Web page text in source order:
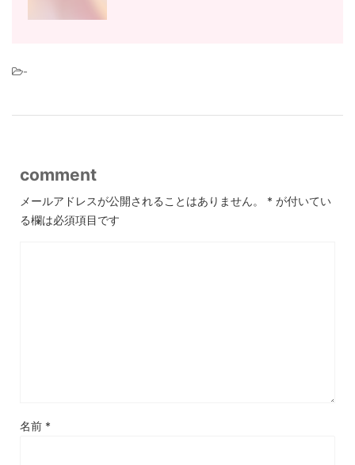
-
comment
メールアドレスが公開されることはありません。 * が付いてい
る欄は必須項目です
名前 *